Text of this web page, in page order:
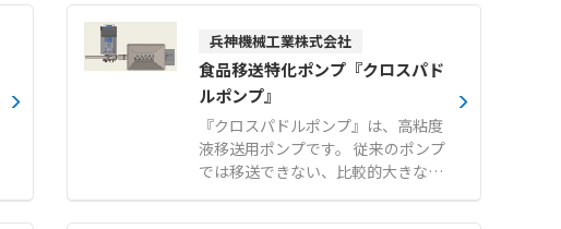
兵神機械工業株式会社
食品移送特化ポンプ『クロスパド
ルポンプ』
『クロスパドルポンプ』は、高粘度
液移送用ポンプです。 従来のポンプ
では移送できない、比較的大きな固
形物が混入している液体や高粘度液
体の移送が可能な食品移送特化ポン